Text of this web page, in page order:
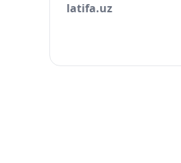
latifa.uz